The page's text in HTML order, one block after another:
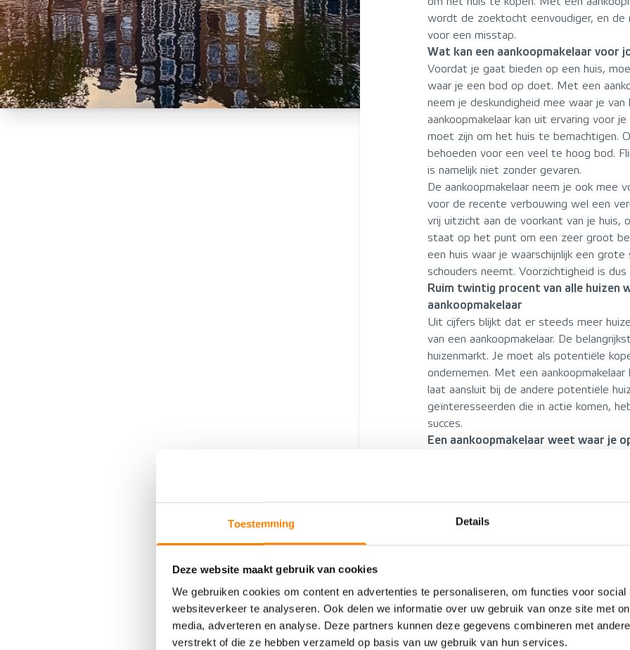
Toestemming Details
Deze website maakt gebruik van cookies
We gebruiken cookies om content en advertenties te personaliseren, om functies voor social
websiteverkeer te analyseren. Ook delen we informatie over uw gebruik van onze site met
media, adverteren en analyse. Deze partners kunnen deze gegevens combineren met
verstrekt of die ze hebben verzameld op basis van uw gebruik van hun services.
wordt de zoektocht eenvoudiger, en de
voor een misstap.
Wat kan een aankoopmakelaar voor
Voordat je gaat bieden op een huis,
waar je een bod op doet. Met een
neem je deskundigheid mee waar je
aankoopmakelaar kan uit ervaring voor
moet zijn om het huis te bemachtigen.
behoeden voor een veel te hoog bod.
is namelijk niet zonder gevaren.
De aankoopmakelaar neem je ook mee
voor de recente verbouwing wel een
vrij uitzicht aan de voorkant van je huis,
staat op het punt om een zeer groot
een huis waar je waarschijnlijk een grote
schouders neemt. Voorzichtigheid is dus
Ruim twintig procent van alle huizen
aankoopmakelaar
Uit cijfers blijkt dat er steeds meer
van een aankoopmakelaar. De
huizenmarkt. Je moet als potentiële
ondernemen. Met een
laat aansluit bij de andere potentiële
geïnteresseerden die in actie komen,
succes.
Een aankoopmakelaar weet waar je
aankoopmakelaar. Je wilt bijvoorbeeld
nieuwbouwproject start in de buurt
De aankoopmakelaar kijkt verder dan de
bijvoorbeeld overbieden, maar gaat in
het huis wel lukken? De
hoog bod neer te leggen. Een huis